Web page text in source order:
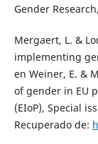
Gender
Mergaert, L. &
implementing
en Weiner, E. &
of gender in EU
(EIoP), Special
Recuperado de: